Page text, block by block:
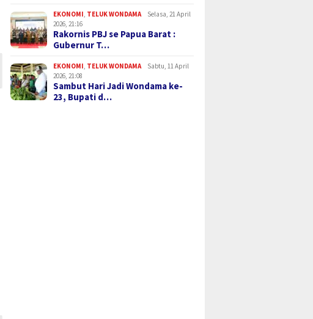
EKONOMI, TELUK WONDAMA
Selasa, 21 April
2026, 21:16
Rakornis PBJ se Papua Barat :
Gubernur T…
EKONOMI, TELUK WONDAMA
Sabtu, 11 April
2026, 21:08
Sambut Hari Jadi Wondama ke-
23, Bupati d…